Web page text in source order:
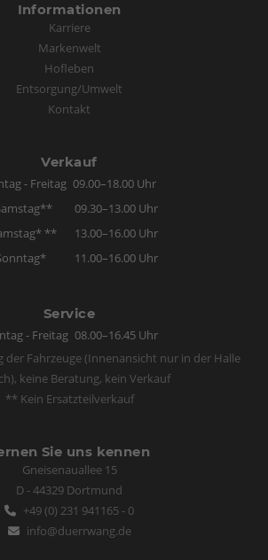
Informationen
Karriere
Markenwelt
Hofleben
Entsorgung/Umwelt
Kontakt
Verkauf
- Freitag 09.00–18.00 Uhr
09.30–13.00 Uhr
**
13.00–16.00 Uhr
11.00–16.00 Uhr
Service
- Freitag 08.00–16.45 Uhr
der Fahrzeuge (Innenansicht nur in der Halle
keine Beratung, kein Verkauf
** Kein Ersatzteilverkauf
Sie uns kennen
Gneisenauallee 15
D - 44329 Dortmund
+49 (0) 231 941165 - 0
info@duerrwang.de